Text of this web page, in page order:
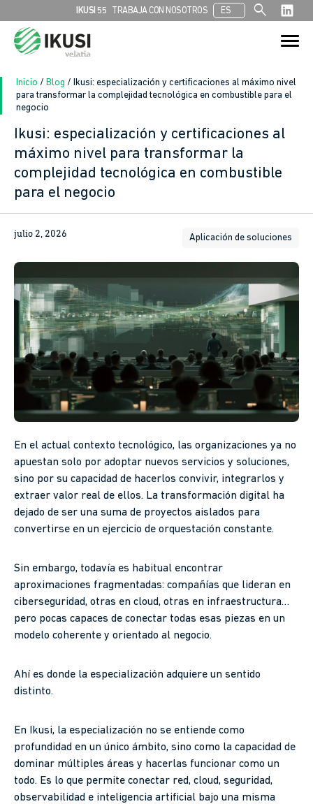
IKUSI 55 TRABAJA CON NOSOTROS ES search
Buscar:
Botón de
Inicio / Blog / Ikusi: especialización y certificaciones al máximo nivel
para transformar la complejidad tecnológica en combustible para el
negocio
Ikusi: especialización y certificaciones al
máximo nivel para transformar la
complejidad tecnológica en combustible
para el negocio
julio 2, 2026 Aplicación de soluciones
En el actual contexto tecnológico, las organizaciones ya no
apuestan solo por adoptar nuevos servicios y soluciones,
sino por su capacidad de hacerlos convivir, integrarlos y
extraer valor real de ellos. La transformación digital ha
dejado de ser una suma de proyectos aislados para
convertirse en un ejercicio de orquestación constante.
Sin embargo, todavía es habitual encontrar
aproximaciones fragmentadas: compañías que lideran en
ciberseguridad, otras en cloud, otras en infraestructura…
pero pocas capaces de conectar todas esas piezas en un
modelo coherente y orientado al negocio.
Ahí es donde la especialización adquiere un sentido
distinto.
En Ikusi, la especialización no se entiende como
profundidad en un único ámbito, sino como la capacidad de
dominar múltiples áreas y hacerlas funcionar como un
todo. Es lo que permite conectar red, cloud, seguridad,
observabilidad e inteligencia artificial bajo una misma